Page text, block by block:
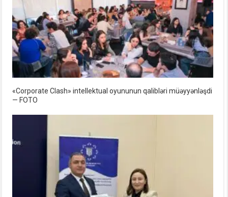
«Corporate Clash» intellektual oyununun qalibləri müəyyənləşdi
— FOTO